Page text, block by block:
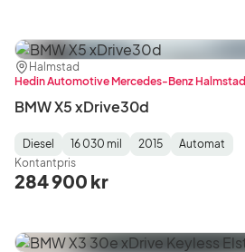
Plats:
Halmstad
Återförsäljare:
Hedin Automotive Mercedes-Benz Halmstad
BMW X5 xDrive30d
Fuel
Type:
Diesel
Mätarställning:
16 030 mil
Model
Year:
2015
Gearbox
Type:
Automat
Kontantpris
284 900 kr